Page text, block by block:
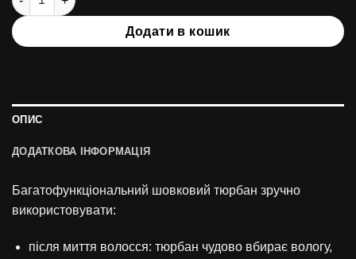
Додати в кошик
ОПИС
ДОДАТКОВА ІНФОРМАЦІЯ
Багатофункціональний шовковий тюрбан зручно
використовувати:
після миття волосся: тюрбан чудово вбирає вологу,